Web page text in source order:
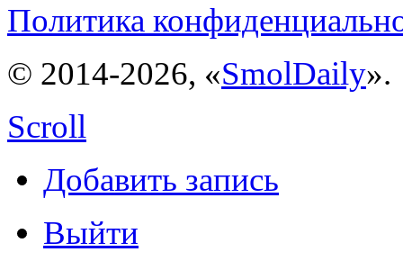
Политика
© 2014-2026, «SmolDaily».
Scroll
Добавить запись
Выйти